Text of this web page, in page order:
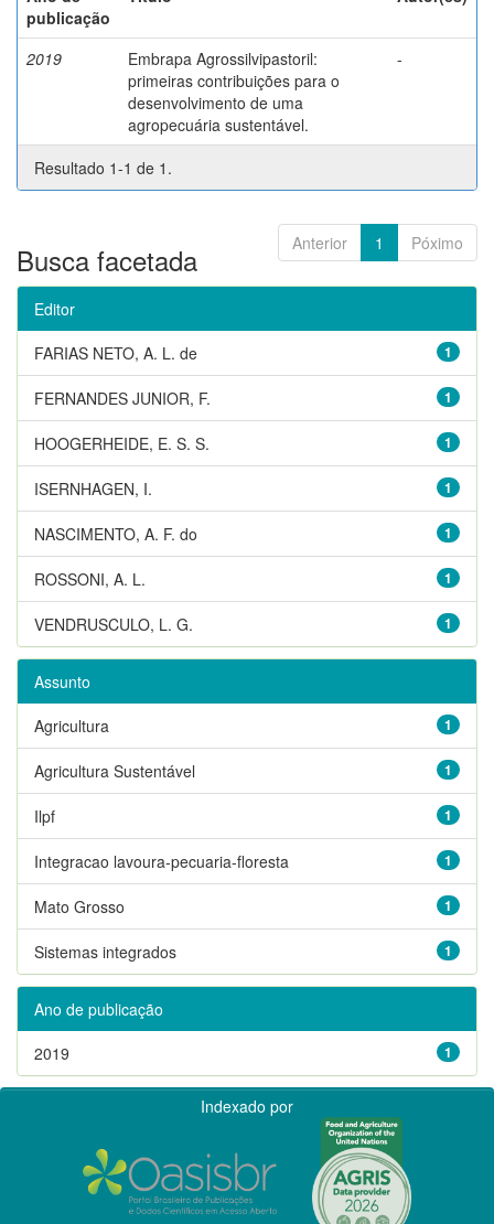
publicação
2019
Embrapa Agrossilvipastoril:
primeiras contribuições para o
desenvolvimento de uma
agropecuária sustentável.
-
Resultado 1-1 de 1.
Anterior 1 Póximo
Busca facetada
Editor
1
FARIAS NETO, A. L. de
1
FERNANDES JUNIOR, F.
1
HOOGERHEIDE, E. S. S.
1
ISERNHAGEN, I.
1
NASCIMENTO, A. F. do
1
ROSSONI, A. L.
1
VENDRUSCULO, L. G.
Assunto
1
Agricultura
1
Agricultura Sustentável
1
Ilpf
1
Integracao lavoura-pecuaria-floresta
1
Mato Grosso
1
Sistemas integrados
Ano de publicação
1
2019
Indexado por